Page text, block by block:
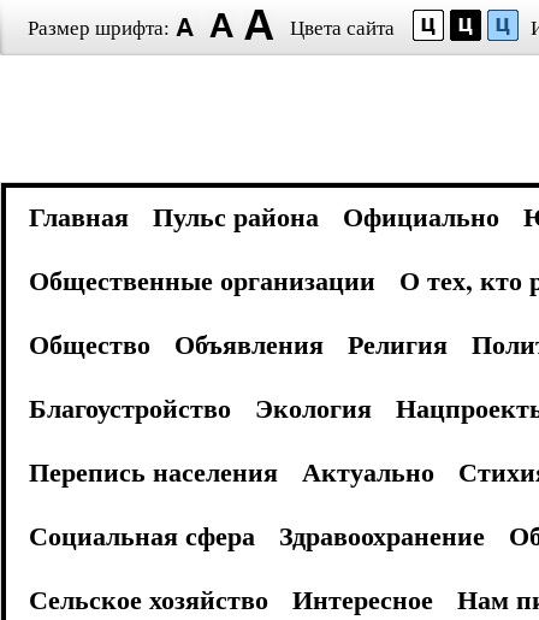
Размер шрифта: Цвета сайта
Главная Пульс района Официально
Общественные организации
О тех, кто
Общество
Объявления Религия
Благоустройство
Экология
Перепись населения
Актуально
Социальная сфера
Здравоохранение
Сельское хозяйство
Интересное
Нам